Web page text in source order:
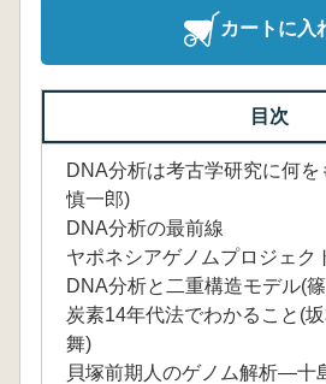
カートに入
目次
DNA分析は考古学研究に何
慎一郎)
DNA分析の最前線
ヤポネシアゲノムプロジェク
DNA分析と二重構造モデル(
炭素14年代法でわかること
舞)
貝塚前期人のゲノム解析―十